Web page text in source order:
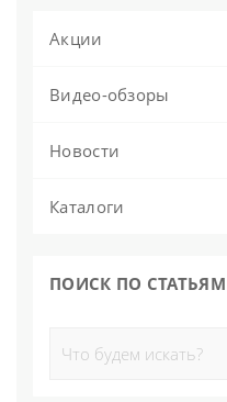
Акции
Видео-обзоры
Новости
Каталоги
ПОИСК ПО СТАТЬЯМ